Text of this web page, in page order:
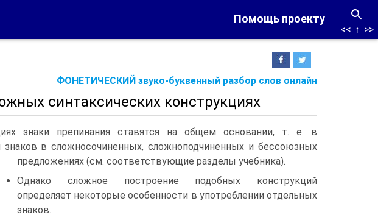
Помощь проекту
ФОНЕТИЧЕСКИЙ звуко-буквенный разбор слов онлайн
<< ↑ >>
синтаксических конструкциях
знаки препинания ставятся на общем основании, т. е. в
знаков в сложносочиненных, сложноподчиненных и бессоюзных
предложениях (см. соответствующие разделы учебника).
Однако сложное построение подобных конструкций
определяет некоторые особенности в употреблении отдельных
знаков.